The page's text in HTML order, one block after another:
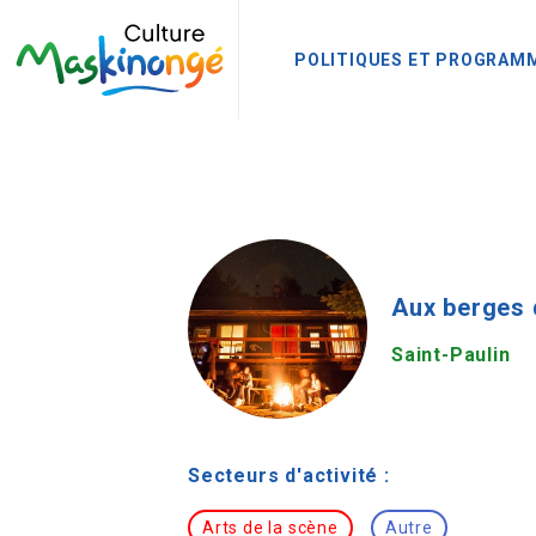
POLITIQUES ET
Aux berges
Saint-Paulin
Secteurs d'activité :
Arts de la scène Autre